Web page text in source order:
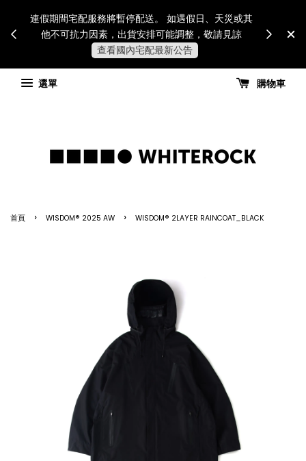
連假期間宅配服務將暫停配送。 如遇假日、天災或其
他不可抗力因素，出貨安排可能調整，敬請見諒
查看國內宅配最新公告
for all
國
選單
購物車
首頁 › WISDOM® 2025 AW › WISDOM® 2LAYER RAINCOAT_BLACK